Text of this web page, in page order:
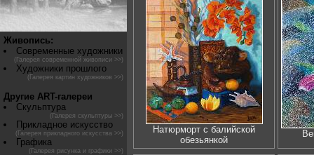
Живопись:
Современные художники
(Галерея современной живописи >>)
Художники прошлого
(Галерея картин художников >>)
Другие ART-галереи
Скульптура
(Галерея скульптуры >>)
Прикладное искусство
(Галерея прикладного искусства >>)
Графика
(Галерея рисунка и графики >>)
Натюрморт с балийской
обезьянкой